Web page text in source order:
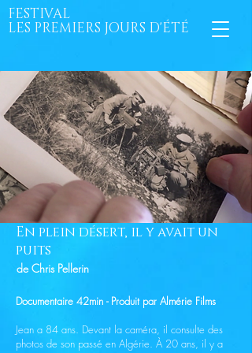
FESTIVAL
LES PREMIERS JOURS D'ÉTÉ
En plein désert, il y avait un
puits
de Chris Pellerin
Documentaire 42min - Produit par Almérie Films
Jean a 84 ans. Devant la caméra, il consulte des
photos de son passé en Algérie. À 20 ans, il y a